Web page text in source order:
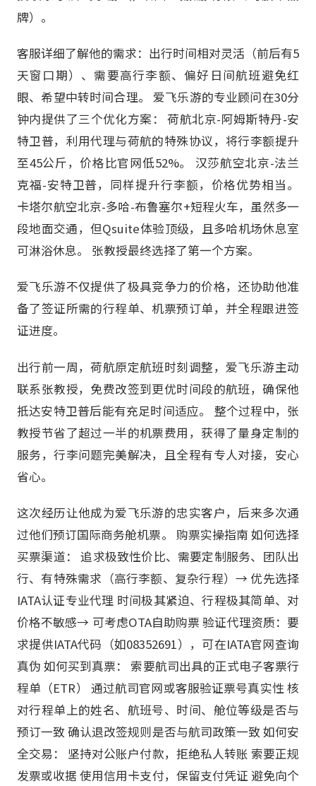
牌）。
客服详细了解他的需求：出行时间相对灵活（前后有5
天窗口期）、需要高行李额、偏好日间航班避免红
眼、希望中转时间合理。 爱飞乐游的专业顾问在30分
钟内提供了三个优化方案： 荷航北京-阿姆斯特丹-安
特卫普，利用代理与荷航的特殊协议，将行李额提升
至45公斤，价格比官网低52%。 汉莎航空北京-法兰
克福-安特卫普，同样提升行李额，价格优势相当。
卡塔尔航空北京-多哈-布鲁塞尔+短程火车，虽然多一
段地面交通，但Qsuite体验顶级，且多哈机场休息室
可淋浴休息。 张教授最终选择了第一个方案。
爱飞乐游不仅提供了极具竞争力的价格，还协助他准
备了签证所需的行程单、机票预订单，并全程跟进签
证进度。
出行前一周，荷航原定航班时刻调整，爱飞乐游主动
联系张教授，免费改签到更优时间段的航班，确保他
抵达安特卫普后能有充足时间适应。 整个过程中，张
教授节省了超过一半的机票费用，获得了量身定制的
服务，行李问题完美解决，且全程有专人对接，安心
省心。
这次经历让他成为爱飞乐游的忠实客户，后来多次通
过他们预订国际商务舱机票。 购票实操指南 如何选择
买票渠道： 追求极致性价比、需要定制服务、团队出
行、有特殊需求（高行李额、复杂行程）→ 优先选择
IATA认证专业代理 时间极其紧迫、行程极其简单、对
价格不敏感→ 可考虑OTA自助购票 验证代理资质：要
求提供IATA代码（如08352691），可在IATA官网查询
真伪 如何买到真票： 索要航司出具的正式电子客票行
程单（ETR） 通过航司官网或客服验证票号真实性 核
对行程单上的姓名、航班号、时间、舱位等级是否与
预订一致 确认退改签规则是否与航司政策一致 如何安
全交易： 坚持对公账户付款，拒绝私人转账 索要正规
发票或收据 使用信用卡支付，保留支付凭证 避免向个